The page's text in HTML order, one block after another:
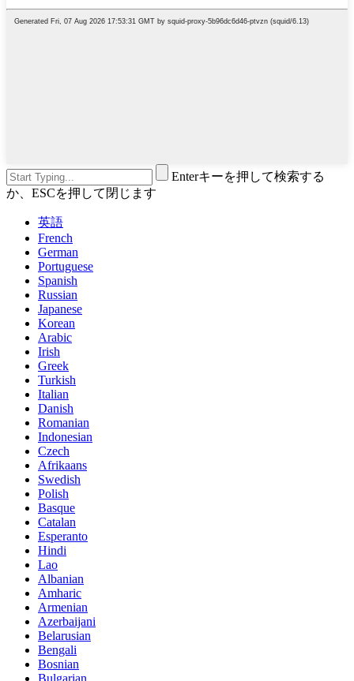
Enterキーを押して検索する
か、ESCを押して閉じます
英語
French
German
Portuguese
Spanish
Russian
Japanese
Korean
Arabic
Irish
Greek
Turkish
Italian
Danish
Romanian
Indonesian
Czech
Afrikaans
Swedish
Polish
Basque
Catalan
Esperanto
Hindi
Lao
Albanian
Amharic
Armenian
Azerbaijani
Belarusian
Bengali
Bosnian
Bulgarian